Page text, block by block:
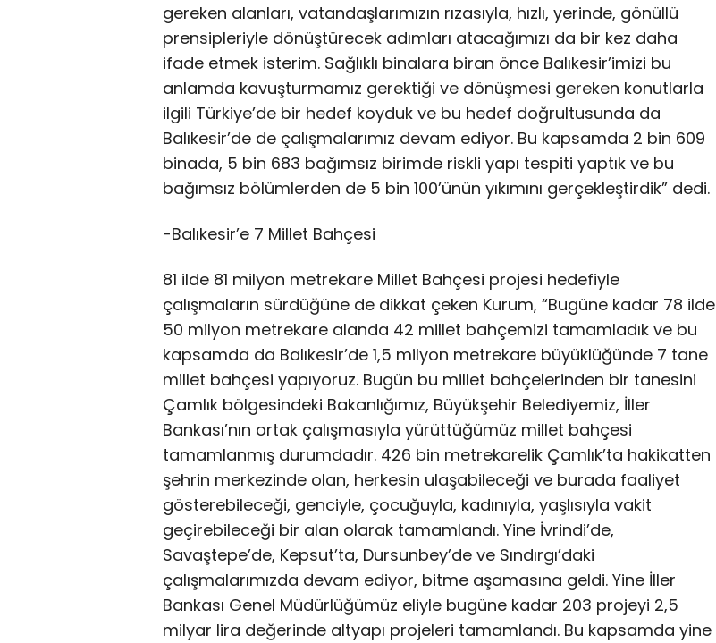
gereken alanları, vatandaşlarımızın rızasıyla, hızlı, yerinde, gönüllü
prensipleriyle dönüştürecek adımları atacağımızı da bir kez daha
ifade etmek isterim. Sağlıklı binalara biran önce Balıkesir’imizi bu
anlamda kavuşturmamız gerektiği ve dönüşmesi gereken konutlarla
ilgili Türkiye’de bir hedef koyduk ve bu hedef doğrultusunda da
Balıkesir’de de çalışmalarımız devam ediyor. Bu kapsamda 2 bin 609
binada, 5 bin 683 bağımsız birimde riskli yapı tespiti yaptık ve bu
bağımsız bölümlerden de 5 bin 100’ünün yıkımını gerçekleştirdik” dedi.
-Balıkesir’e 7 Millet Bahçesi
81 ilde 81 milyon metrekare Millet Bahçesi projesi hedefiyle
çalışmaların sürdüğüne de dikkat çeken Kurum, “Bugüne kadar 78 ilde
50 milyon metrekare alanda 42 millet bahçemizi tamamladık ve bu
kapsamda da Balıkesir’de 1,5 milyon metrekare büyüklüğünde 7 tane
millet bahçesi yapıyoruz. Bugün bu millet bahçelerinden bir tanesini
Çamlık bölgesindeki Bakanlığımız, Büyükşehir Belediyemiz, İller
Bankası’nın ortak çalışmasıyla yürüttüğümüz millet bahçesi
tamamlanmış durumdadır. 426 bin metrekarelik Çamlık’ta hakikatten
şehrin merkezinde olan, herkesin ulaşabileceği ve burada faaliyet
gösterebileceği, genciyle, çocuğuyla, kadınıyla, yaşlısıyla vakit
geçirebileceği bir alan olarak tamamlandı. Yine İvrindi’de,
Savaştepe’de, Kepsut’ta, Dursunbey’de ve Sındırgı’daki
çalışmalarımızda devam ediyor, bitme aşamasına geldi. Yine İller
Bankası Genel Müdürlüğümüz eliyle bugüne kadar 203 projeyi 2,5
milyar lira değerinde altyapı projeleri tamamlandı. Bu kapsamda yine